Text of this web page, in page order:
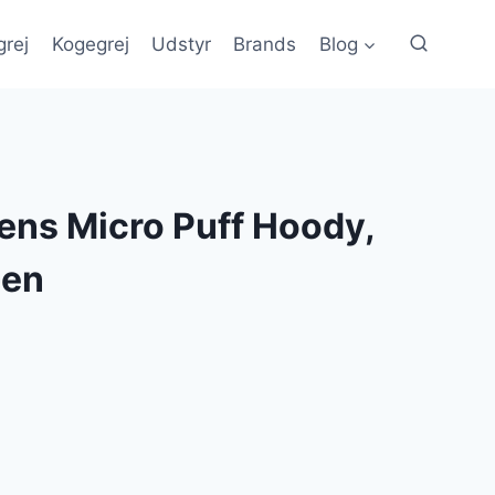
Kogegrej Udstyr Brands Blog
Micro Puff Hoody,